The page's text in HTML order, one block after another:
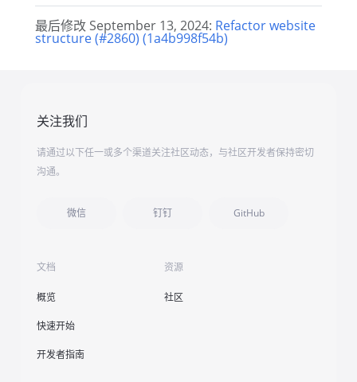
最后修改 September 13, 2024: Refactor website
structure (#2860) (1a4b998f54b)
关注我们
请通过以下任一或多个渠道关注社区动态，与社区开发者保持密切
沟通。
微信 钉钉 GitHub
文档
概览
快速开始
开发者指南
资源
社区